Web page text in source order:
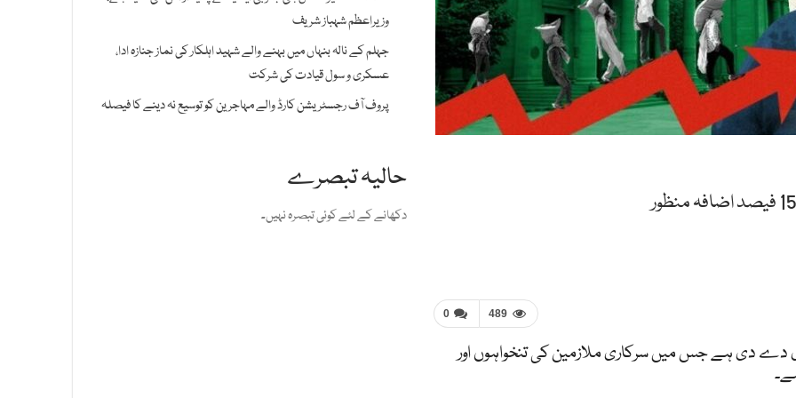
0 489
دے دی ہے جس میں سرکاری ملازمین کی تنخواہوں اور
وزیراعظم شہباز شریف
جہلم کے نالہ بنہاں میں بہنے والے شہید اہلکار کی نماز جنازہ ادا،
عسکری و سول قیادت کی شرکت
پروف آف رجسٹریشن کارڈ والے مہاجرین کو توسیع نہ دینے کا فیصلہ
حالیہ تبصرے
دکھانے کے لئے کوئی تبصرہ نہیں۔